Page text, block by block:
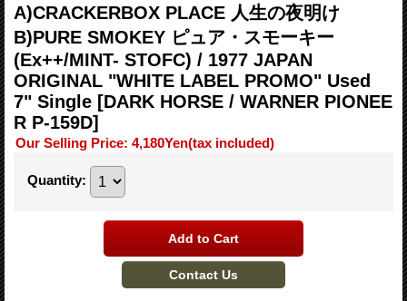
A)CRACKERBOX PLACE 人生の夜明け
B)PURE SMOKEY ピュア・スモーキー
(Ex++/MINT- STOFC) / 1977 JAPAN
ORIGINAL "WHITE LABEL PROMO" Used
7" Single [DARK HORSE / WARNER PIONEE
R P-159D]
Our Selling Price: 4,180Yen(tax included)
Quantity: